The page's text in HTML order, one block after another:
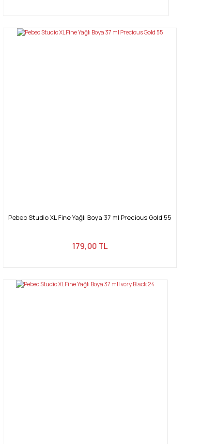
Pebeo Studio XL Fine Yağlı Boya 37 ml Precious Gold 55
179,00 TL